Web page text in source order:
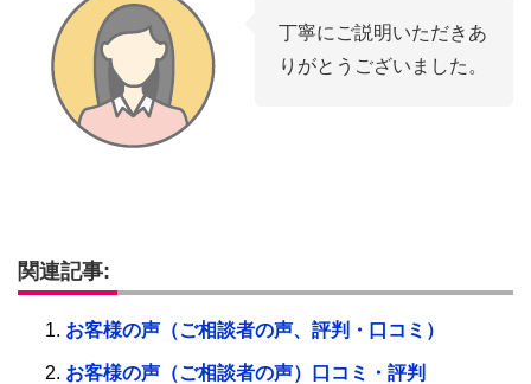
丁寧にご説明いただきあ
りがとうございました。
関連記事:
お客様の声（ご相談者の声、評判・口コミ）
お客様の声（ご相談者の声）口コミ・評判